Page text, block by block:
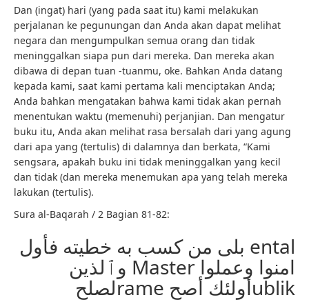
Dan (ingat) hari (yang pada saat itu) kami melakukan
perjalanan ke pegunungan dan Anda akan dapat melihat
negara dan mengumpulkan semua orang dan tidak
meninggalkan siapa pun dari mereka. Dan mereka akan
dibawa di depan tuan -tuanmu, oke. Bahkan Anda datang
kepada kami, saat kami pertama kali menciptakan Anda;
Anda bahkan mengatakan bahwa kami tidak akan pernah
menentukan waktu (memenuhi) perjanjian. Dan mengatur
buku itu, Anda akan melihat rasa bersalah dari yang agung
dari apa yang (tertulis) di dalamnya dan berkata, “Kami
sengsara, apakah buku ini tidak meninggalkan yang kecil
dan tidak (dan mereka menemukan apa yang telah mereka
lakukan (tertulis).
Sura al-Baqarah / 2 Bagian 81-82:
بلى من كسب به خطيته فأول ental
وٱلذين Master امنوا وعملوا
لصلحrame أولئك أصحublik